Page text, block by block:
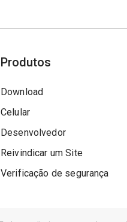
Produtos
Download
Celular
Desenvolvedor
Reivindicar um Site
Verificação de segurança